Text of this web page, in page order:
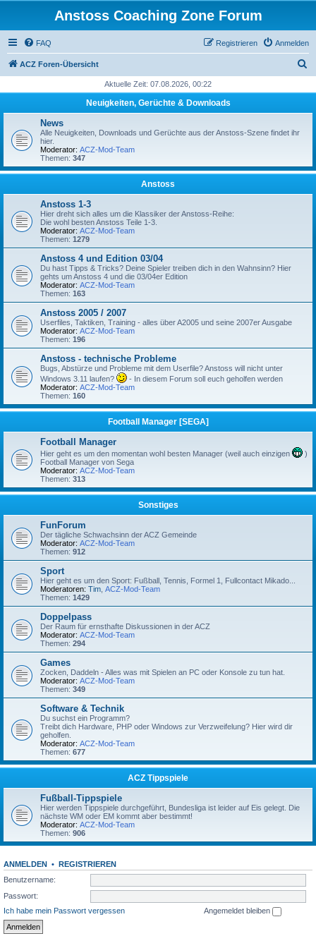
Anstoss Coaching Zone Forum
FAQ Anmelden
Registrieren
ACZ Foren-Übersicht
h
Aktuelle Zeit: 07.08.2026, 00:22
Neuigkeiten, Gerüchte & Downloads
News
Alle Neuigkeiten, Downloads und Gerüchte aus der Anstoss-Szene findet ihr
hier.
Moderator: ACZ-Mod-Team
Themen: 347
Anstoss
Anstoss 1-3
Hier dreht sich alles um die Klassiker der Anstoss-Reihe:
Die wohl besten Anstoss Teile 1-3.
Moderator: ACZ-Mod-Team
Themen: 1279
Anstoss 4 und Edition 03/04
Du hast Tipps & Tricks? Deine Spieler treiben dich in den Wahnsinn? Hier
gehts um Anstoss 4 und die 03/04er Edition
Moderator: ACZ-Mod-Team
Themen: 163
Anstoss 2005 / 2007
Userfiles, Taktiken, Training - alles über A2005 und seine 2007er Ausgabe
Moderator: ACZ-Mod-Team
Themen: 196
Anstoss - technische Probleme
Bugs, Abstürze und Probleme mit dem Userfile? Anstoss will nicht unter
Windows 3.11 laufen?
- In diesem Forum soll euch geholfen werden
Moderator: ACZ-Mod-Team
Themen: 160
Football Manager [SEGA]
Football Manager
Hier geht es um den momentan wohl besten Manager (weil auch einzigen
)
Football Manager von Sega
Moderator: ACZ-Mod-Team
Themen: 313
Sonstiges
FunForum
Der tägliche Schwachsinn der ACZ Gemeinde
Moderator: ACZ-Mod-Team
Themen: 912
Sport
Hier geht es um den Sport: Fußball, Tennis, Formel 1, Fullcontact Mikado...
Moderatoren: Tim ACZ-Mod-Team
Themen: 1429
Doppelpass
Der Raum für ernsthafte Diskussionen in der ACZ
Moderator: ACZ-Mod-Team
Themen: 294
Games
Zocken, Daddeln - Alles was mit Spielen an PC oder Konsole zu tun hat.
Moderator: ACZ-Mod-Team
Themen: 349
Software & Technik
Du suchst ein Programm?
Treibt dich Hardware, PHP oder Windows zur Verzweifelung? Hier wird dir
geholfen.
Moderator: ACZ-Mod-Team
Themen: 677
ACZ Tippspiele
Fußball-Tippspiele
Hier werden Tippspiele durchgeführt, Bundesliga ist leider auf Eis gelegt. Die
nächste WM oder EM kommt aber bestimmt!
Moderator: ACZ-Mod-Team
Themen: 906
ANMELDEN • REGISTRIEREN
Benutzername:
Passwort:
Ich habe mein Passwort vergessen
Angemeldet bleiben